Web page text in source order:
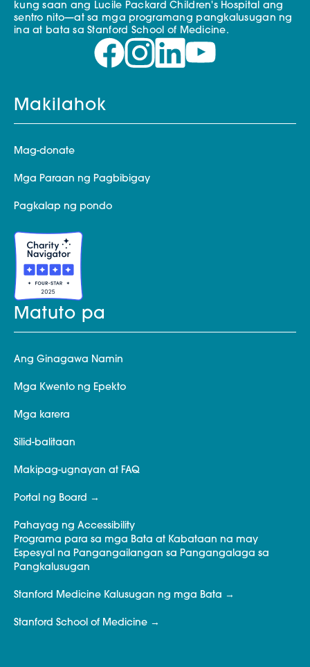
kung saan ang Lucile Packard Children's Hospital ang
sentro nito—at sa mga programang pangkalusugan ng
ina at bata sa Stanford School of Medicine.
Makilahok
Mag-donate
Mga Paraan ng Pagbibigay
Pagkalap ng pondo
Matuto pa
Ang Ginagawa Namin
Mga Kwento ng Epekto
Mga karera
Silid-balitaan
Makipag-ugnayan at FAQ
Portal ng Board
Pahayag ng Accessibility
Programa para sa mga Bata at Kabataan na may
Espesyal na Pangangailangan sa Pangangalaga sa
Pangkalusugan
Stanford Medicine Kalusugan ng mga Bata
Stanford School of Medicine